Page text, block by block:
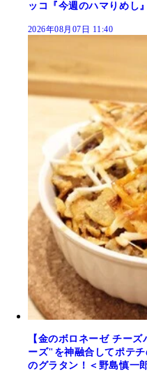
ッコ『今週のハマりめし
2026年08月07日 11:40
【金のボロネーゼ チー
ーズ"を神融合してポテ
のグラタン！＜野島慎一